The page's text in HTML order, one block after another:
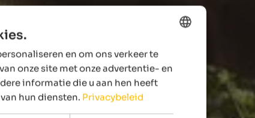
ENGLISH
DUTCH
en om ons verkeer te
onze site met onze advertentie- en
informatie die u aan hen heeft
hun diensten. Privacybeleid